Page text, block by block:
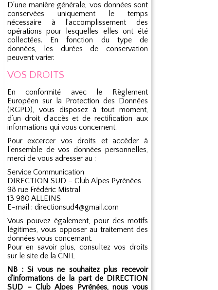
D'une manière générale, vos données sont
conservées uniquement le temps
nécessaire à l'accomplissement des
opérations pour lesquelles elles ont été
collectées. En fonction du type de
données, les durées de conservation
peuvent varier.
VOS DROITS
En conformité avec le Règlement
Européen sur la Protection des Données
(RGPD), vous disposez à tout moment,
d’un droit d’accès et de rectification aux
informations qui vous concernent.
Pour excercer vos droits et accèder à
l'ensemble de vos données personnelles,
merci de vous adresser au :
Service Communication
DIRECTION SUD – Club Alpes Pyrénées
98 rue Frédéric Mistral
13 980 ALLEINS
E-mail : directionsud4@gmail.com
Vous pouvez également, pour des motifs
légitimes, vous opposer au traitement des
données vous concernant.
Pour en savoir plus, consultez vos droits
sur le site de la CNIL
NB : Si vous ne souhaitez plus recevoir
d'informations de la part de DIRECTION
SUD – Club Alpes Pyrénées, nous vous